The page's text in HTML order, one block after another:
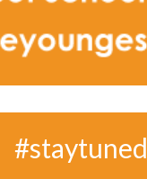
#staytuned